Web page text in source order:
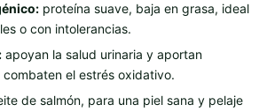
proteína suave, baja en grasa, ideal
o con intolerancias.
apoyan la salud urinaria y aportan
el estrés oxidativo.
de salmón, para una piel sana y pelaje